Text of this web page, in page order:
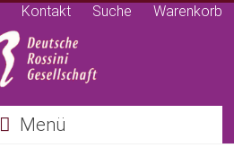
Kontakt Suche Warenkorb
Menü